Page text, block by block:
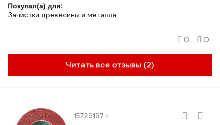
Покупал(а) для:
Зачистки древесины и металла
Читать все отзывы (2)
0 0
15729197